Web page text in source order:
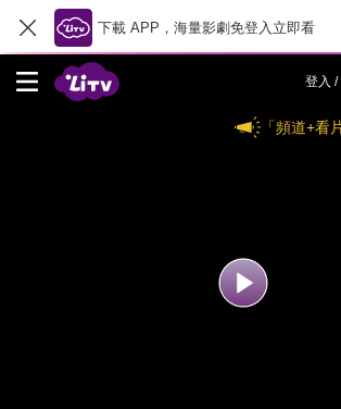
下載 APP，海量影劇免登入立即看
登入 /
「頻道+看